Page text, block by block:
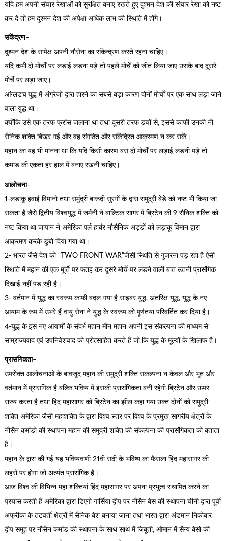
यदि हम अपनी संचार रेखाओं को सुरक्षित बनाए रखते हुए दुश्मन देश की संचार रेखा को नष्ट
कर दे तो हम दुश्मन देश की अपेक्षा अधिक लाभ की स्थिति में होंगे।
संकेंद्रण–
दुश्मन देश के सापेक्ष अपनी नौसेना का संकेन्द्रण करते रहना चाहिए।
यदि कभी दो मोर्चों पर लड़ाई लड़ना पड़े तो पहले मोर्चे को जीत लिया जाए उसके बाद दूसरे
मोर्चे पर लड़ा जाए।
आंग्लडच युद्ध में अंग्रेजो द्वारा हारने का सबसे बड़ा कारण दोनों मोर्चों पर एक साथ लड़ा जाने
वाला युद्ध था।
क्योंकि उसे एक तरफ फ्रांस जलाना था तथा दूसरी तरफ डचों से, इससे काफी उनकी नौ
सैनिक शक्ति बिखर गई और वह संगठित और संकेंद्रित आक्रमण न कर सकें।
महान का यह भी मानना था कि यदि किसी कारण बस दो मोर्चों पर लड़ाई लड़नी पड़े तो
कमांड की एकता हर हाल में बनाए रखनी चाहिए।
आलोचना–
1-लड़ाकू हवाई विमानो तथा समुंद्री बारूदी सुरंगों के द्वारा समुद्री बेड़े को नष्ट भी किया जा
सकता है जैसे द्वितीय विश्वयुद्ध में जर्मनी ने बाल्टिक सागर में ब्रिटेन की 9 सैनिक शक्ति को
नष्ट किया था जापान ने अमेरिका पर्ल हार्बर नौसैनिक अड्डों को लड़ाकू विमान द्वारा
आक्रमण करके डुबो दिया गया था।
2- भारत जैसे देश को “TWO FRONT WAR”जैसी स्थिति से गुजरना पड़ रहा है ऐसी
स्थिति में महान की एक मूर्ति पर फतह कर दूसरे मोर्चे पर लड़ने वाली बात उतनी प्रासंगिक
दिखाई नहीं पड़ रही है।
3- वर्तमान में युद्ध का स्वरूप काफी बदल गया है साइबर युद्ध, अंतरिक्ष युद्ध, युद्ध के नए
आयाम के रूप में उभरे हैं वायु सेना ने युद्ध के स्वरूप को पूर्णतया परिवर्तित कर दिया है।
4-युद्ध के इस नए आयामों के संदर्भ महान मौन महान अपनी इस संकल्पना की माध्यम से
साम्राज्यवाद एवं उपनिवेशवाद को प्रोत्साहित करते हैं जो कि युद्ध के मूल्यों के खिलाफ है।
प्रासंगिकता–
उपरोक्त आलोचनाओं के बावजूद महान की समुद्री शक्ति संकल्पना न केवल और भूत और
वर्तमान में प्रासंगिक है बल्कि भविष्य में इसकी प्रासंगिकता बनी रहेगी ब्रिटेन और ऊपर
राज्य करता है तथा हिंद महासागर को ब्रिटेन का झील कहा गया उक्त दोनों को समुद्री
शक्ति अमेरिका जैसी महाशक्ति के द्वारा विश्व स्तर पर विश्व के प्रमुख सागरीय क्षेत्रों के
नौसैन कमांडो की स्थापना महान की समुद्री शक्ति की संकल्पना की प्रासंगिकता को बताता
है।
महान के द्वारा की गई यह भविष्यवाणी 21वीं सदी के भविष्य का फैसला हिंद महासागर की
लहरों पर होगा जो अत्यंत प्रासंगिक है।
आज विश्व की विभिन्न महा शक्तियां हिंद महासागर पर अपना प्रभुत्व स्थापित करने का
प्रयास करती हैं अमेरिका द्वारा डिएगो गार्सिया द्वीप पर नौसैन बेस की स्थापना चीनी द्वारा पूर्वी
अफ्रीका के तटवर्ती क्षेत्रों में सैनिक बेश बनाया जाना तथा भारत द्वारा अंडमान निकोबार
द्वीप समूह पर नौसैन कमांड की स्थापना के साथ साथ में जिबूती, ओमान में सैन्य बेसो की